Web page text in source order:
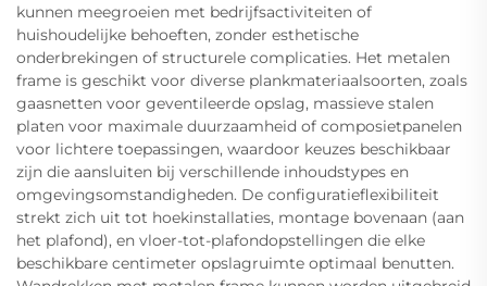
kunnen meegroeien met bedrijfsactiviteiten of
huishoudelijke behoeften, zonder esthetische
onderbrekingen of structurele complicaties. Het metalen
frame is geschikt voor diverse plankmateriaalsoorten, zoals
gaasnetten voor geventileerde opslag, massieve stalen
platen voor maximale duurzaamheid of composietpanelen
voor lichtere toepassingen, waardoor keuzes beschikbaar
zijn die aansluiten bij verschillende inhoudstypes en
omgevingsomstandigheden. De configuratieflexibiliteit
strekt zich uit tot hoekinstallaties, montage bovenaan (aan
het plafond), en vloer-tot-plafondopstellingen die elke
beschikbare centimeter opslagruimte optimaal benutten.